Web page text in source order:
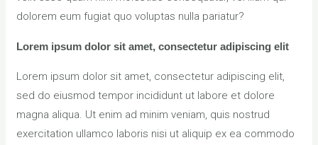
dolorem eum fugiat quo voluptas nulla pariatur?
Lorem ipsum dolor sit amet, consectetur adipiscing elit
Lorem ipsum dolor sit amet, consectetur adipiscing elit,
sed do eiusmod tempor incididunt ut labore et dolore
magna aliqua. Ut enim ad minim veniam, quis nostrud
exercitation ullamco laboris nisi ut aliquip ex ea commodo